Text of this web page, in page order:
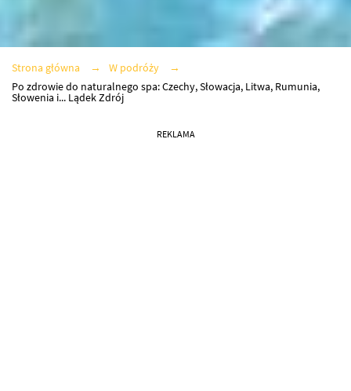
Strona główna
W podróży
Po zdrowie do naturalnego spa: Czechy, Słowacja, Litwa, Rumunia,
Słowenia i... Lądek Zdrój
REKLAMA